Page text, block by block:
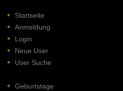
Startseite
Anmeldung
Login
Neue User
User Suche
Geburtstage